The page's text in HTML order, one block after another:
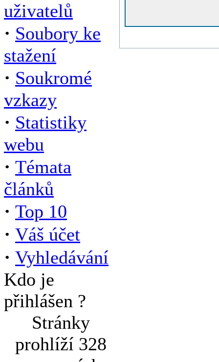
uživatelů
· Soubory ke
stažení
· Soukromé
vzkazy
· Statistiky
webu
· Témata
článků
· Top 10
· Váš účet
· Vyhledávání
Kdo je
přihlášen ?
Stránky
prohlíží 328